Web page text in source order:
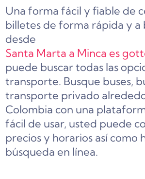
Una forma fácil y fiable de
billetes de forma rápida y a
desde
Santa Marta a Minca es
puede buscar todas las
transporte. Busque buses,
transporte privado
Colombia con una
fácil de usar, usted puede
precios y horarios así como
búsqueda en línea.